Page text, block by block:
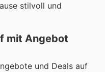
stilvoll und
mit Angebot
und Deals auf